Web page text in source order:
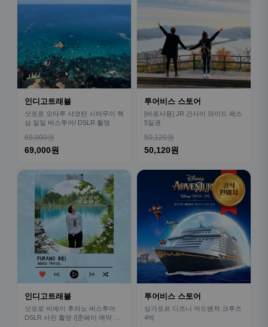
인디고트래블
삿포로 오타루 샤코탄 시마무이 핵
심 일일 버스투어/ DSLR 촬영
69,000원
69,000원
투어비스 스토어
[바로사용] JR 간사이 와이드 패스
5일권
50,120원
50,120원
인디고트래블
삿포로 비에이 후라노 버스투어
DSLR 사진 촬영 /[준페이 예약 식
투어비스 스토어
싱가포르 디즈니 어드벤처 크루즈
4박